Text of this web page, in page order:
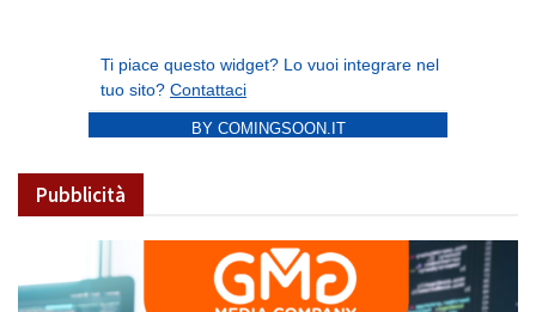
BY COMINGSOON.IT
Pubblicità